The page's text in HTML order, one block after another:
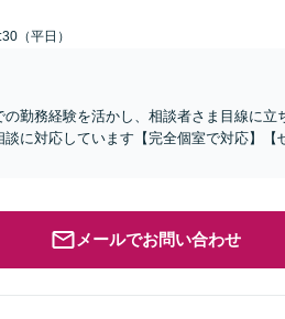
（平日）
勤務経験を活かし、相談者さま目線に立
に対応しています【完全個室で対応】【
メールでお問い合わせ